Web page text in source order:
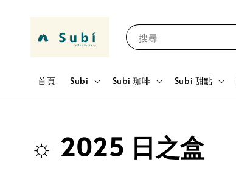
搜尋
首頁 Subi Subi 珈啡 Subi 甜點
☼ 2025 日之盒